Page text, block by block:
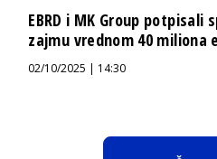
EBRD i MK Group potpisali
zajmu vrednom 40 miliona
02/10/2025 | 14:30